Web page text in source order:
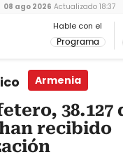
Hable con el
Programa
08 ago 2026 Actualizado 18:37
Armenia
38.127
recibido